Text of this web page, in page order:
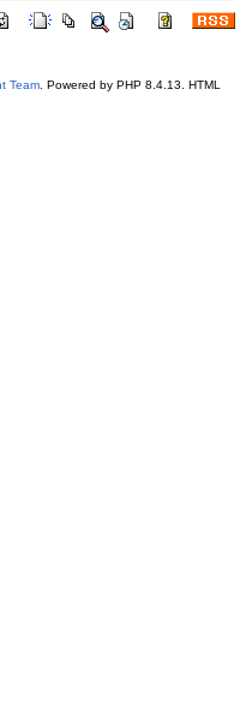
Team. Powered by PHP 8.4.13. HTML